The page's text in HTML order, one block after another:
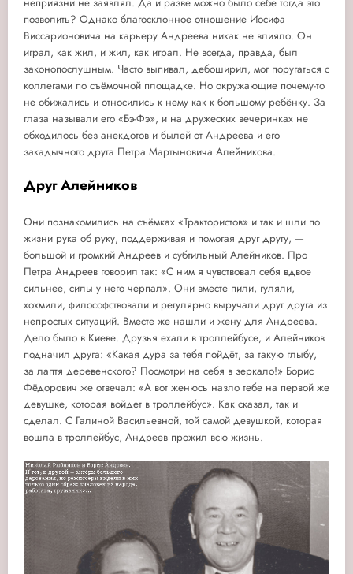
позволить? Однако благосклонное отношение Иосифа
Виссарионовича на карьеру Андреева никак не влияло. Он
играл, как жил, и жил, как играл. Не всегда, правда, был
законопослушным. Часто выпивал, дебоширил, мог поругаться с
коллегами по съёмочной площадке. Но окружающие почему-то
не обижались и относились к нему как к большому ребёнку. За
глаза называли его «Бэ-Фэ», и на дружеских вечеринках не
обходилось без анекдотов и былей от Андреева и его
закадычного друга Петра Мартыновича Алейникова.
Друг Алейников
Они познакомились на съёмках «Трактористов» и так и шли по
жизни рука об руку, поддерживая и помогая друг другу, —
большой и громкий Андреев и субтильный Алейников. Про
Петра Андреев говорил так: «С ним я чувствовал себя вдвое
сильнее, силы у него черпал». Они вместе пили, гуляли,
хохмили, философствовали и регулярно выручали друг друга из
непростых ситуаций. Вместе же нашли и жену для Андреева.
Дело было в Киеве. Друзья ехали в троллейбусе, и Алейников
подначил друга: «Какая дура за тебя пойдёт, за такую глыбу,
за лаптя деревенского? Посмотри на себя в зеркало!» Борис
Фёдорович же отвечал: «А вот женюсь назло тебе на первой же
девушке, которая войдет в троллейбус». Как сказал, так и
сделал. С Галиной Васильевной, той самой девушкой, которая
вошла в троллейбус, Андреев прожил всю жизнь.